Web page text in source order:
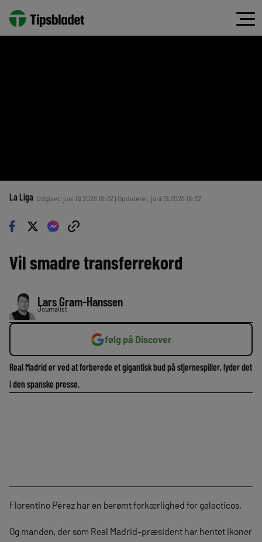
La Liga Udgivet: juni 19, 2026 18:32 | Opdateret: juni 19, 2026 18:32
Vil smadre transferrekord
Lars Gram-Hanssen
Journalist
følg på Discover
Real Madrid er ved at forberede et gigantisk bud på stjernespiller, lyder det
i den spanske presse.
Florentino Pérez har en berømt forkærlighed for galacticos.
Og manden, der som Real Madrid-præsident har hentet ikoner